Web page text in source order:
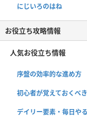
にじいろのはね
お役立ち攻略情報
人気お役立ち情報
序盤の効率的な進め方
初心者が覚えておくべ
デイリー要素・毎日や